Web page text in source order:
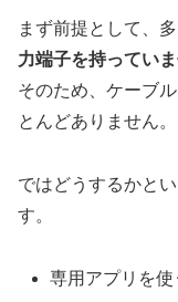
まず前提として、
力端子を持ってい
そのため、ケーブ
とんどありません。
ではどうするかと
す。
専用アプリを使